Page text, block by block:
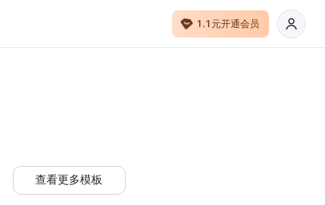
1.1元开通会员
查看更多模板